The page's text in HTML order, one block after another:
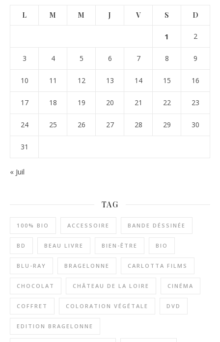
L M M J V S D
1 2
3 4 5 6 7 8 9
10 11 12 13 14 15 16
17 18 19 20 21 22 23
24 25 26 27 28 29 30
31
« Juil
TAG
100% BIO ACCESSOIRE BANDE DÉSSINÉE
BD BEAU LIVRE BIEN-ÊTRE BIO
BLU-RAY BRAGELONNE CARLOTTA FILMS
CHOCOLAT CHÂTEAU DE LA LOIRE CINÉMA
COFFRET COLORATION VÉGÉTALE DVD
EDITION BRAGELONNE